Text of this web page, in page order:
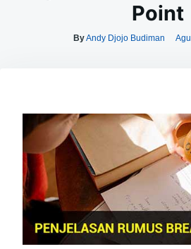
Point
ByAndy Djojo Budiman